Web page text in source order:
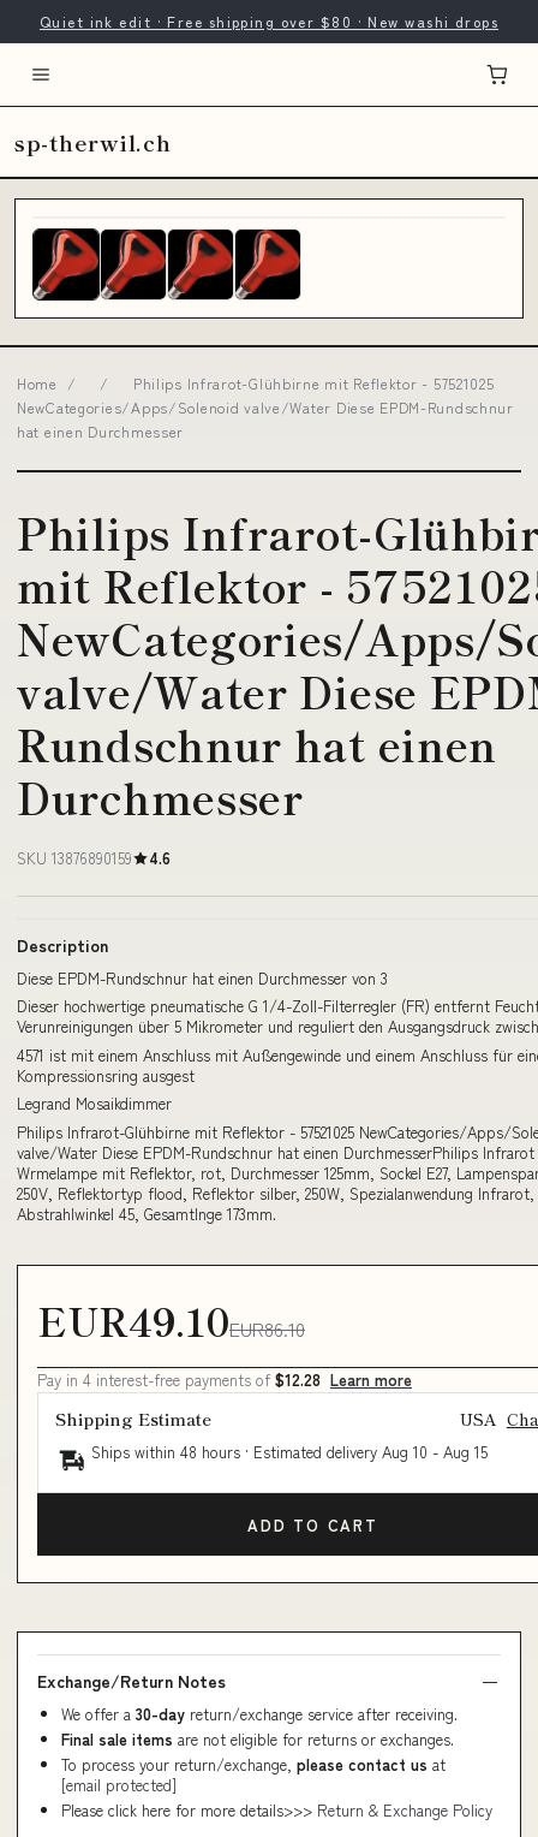
Quiet ink edit · Free shipping over $80 · New washi drops
sp-therwil.ch
Home / /
Philips Infrarot-Glühbirne mit Reflektor - 57521025
NewCategories/Apps/Solenoid valve/Water Diese EPDM-Rundschnur
hat einen Durchmesser
Philips Infrarot-
mit Reflektor -
NewCategories/Apps/
valve/Water Diese
Rundschnur hat einen
Durchmesser
SKU 13876890159 4.6
Description
Diese EPDM-Rundschnur hat einen Durchmesser von 3
Dieser hochwertige pneumatische G 1/4-Zoll-Filterregler (FR) entfernt
Verunreinigungen über 5 Mikrometer und reguliert den Ausgangsdruck
4571 ist mit einem Anschluss mit Außengewinde und einem Anschluss für
Kompressionsring ausgest
Legrand Mosaikdimmer
Philips Infrarot-Glühbirne mit Reflektor - 57521025 NewCategories/Apps/
valve/Water Diese EPDM-Rundschnur hat einen DurchmesserPhilips
Wrmelampe mit Reflektor, rot, Durchmesser 125mm, Sockel E27,
250V, Reflektortyp flood, Reflektor silber, 250W, Spezialanwendung Infrarot,
Abstrahlwinkel 45, Gesamtlnge 173mm.
EUR49.10EUR86.10
Pay in 4 interest-free payments of $12.28 Learn more
Shipping Estimate USA
Ships within 48 hours · Estimated delivery Aug 10 - Aug 15
ADD TO CART
Exchange/Return Notes
We offer a 30-day return/exchange service after receiving.
Final sale items are not eligible for returns or exchanges.
To process your return/exchange, please contact us at
[email protected]
Please click here for more details>>> Return & Exchange Policy